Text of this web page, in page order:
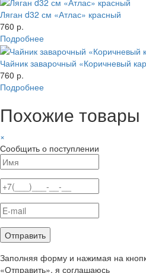
Ляган d32 см «Атлас» красный
760 р.
Подробнее
Чайник заварочный «Коричневый
760 р.
Подробнее
Похожие товары
×
Сообщить о поступлении
Заполняя форму и нажимая на
«Отправить», я соглашаюсь